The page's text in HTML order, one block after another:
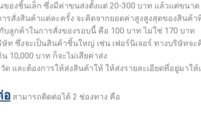
ของชิ้นเล็ก ซึ่งมีค่าขนส่งตั้งแต่ 20-300 บาท แล้วแต่ข
รสั่งสินค้าแต่ละครั้ง จะคิดจากยอดค่าสูงสูงสุดของสินค้
บลูกค้าในการสั่งของรอบนี้ คือ 100 บาท ไม่ใช่ 170 บาท
ษัท ซึ่งจะเป็นสินค้าชิ้นใหญ่ เช่น เฟอร์นิเจอร์ ทางบริษัท
10,000 บาท ก็จะไม่เสียค่าส่ง
และต้องการให้ส่งสินค้าให้ ให้ส่งรายละเอียดที่อยู่มาใ
อ สามารถติดต่อได้ 2 ช่องทาง คือ